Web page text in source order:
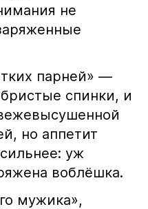
не
парней» —
спинки, и
но аппетит
уж
воблёшка.
мужика»,